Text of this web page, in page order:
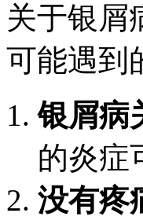
关于银屑
可能遇到
银屑病
的炎症
没有疼